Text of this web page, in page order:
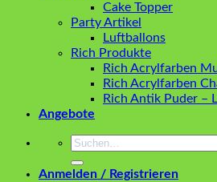
Cake Topper
Party Artikel
Luftballons
Rich Produkte
Rich Acrylfarben
Rich Acrylfarben
Rich Antik Puder –
Angebote
Suchen
Anmelden / Registrieren